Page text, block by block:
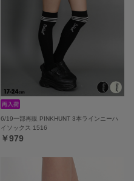
6/19一部再販 PINKHUNT 3本ラインニーハ
イソックス 1516
￥979